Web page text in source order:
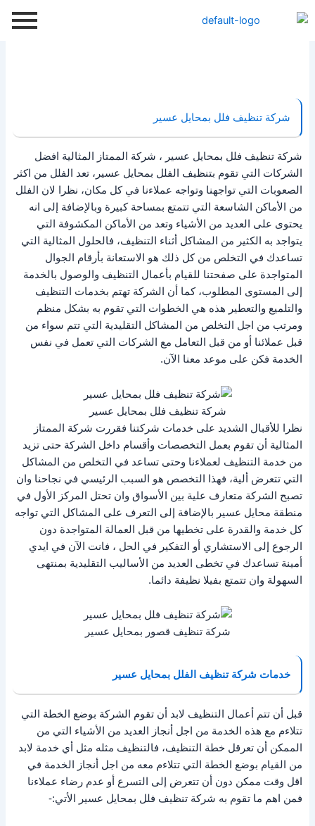
إلى
شركة تنظيف فلل بمحايل عسير
شركة تنظيف فلل بمحايل عسير ، شركة الممتاز المثالية افضل
الشركات التي تقوم بتنظيف الفلل بمحايل عسير، تعد الفلل من اكثر
الصعوبات التي تواجهنا وتواجه عملاءنا في كل مكان، نظرا لان الفلل
من الأماكن الشاسعة التي تتمتع بمساحة كبيرة وبالإضافة إلى انه
يحتوى على العديد من الأشياء وتعد من الأماكن المكشوفة التي
يتواجد به الكثير من المشاكل أثناء التنظيف، فالحلول المثالية التي
تساعدك في التخلص من كل ذلك هو الاستعانة بأرقام الجوال
المتواجدة على صفحتنا للقيام بأعمال التنظيف والوصول بالخدمة
إلى المستوى المطلوب، كما أن الشركة تهتم بخدمات التنظيف
والتلميع والتعطير هذه هي الخطوات التي تقوم به بشكل منظم
ومرتب من اجل التخلص من المشاكل التقليدية التي تتم سواء من
قبل عملائنا أو من قبل التعامل مع الشركات التي تعمل في نفس
الخدمة فكن على موعد معنا الآن.
شركة تنظيف فلل بمحايل عسير
نظرا للأقبال الشديد على خدمات شركتنا فقررت شركة الممتاز
المثالية أن تقوم بعمل التخصصات وأقسام داخل الشركة حتى تزيد
من خدمة التنظيف لعملاءنا وحتى تساعد في التخلص من المشاكل
التي تتعرض ألية، فهذا التخصص هو السبب الرئيسي في نجاحنا وان
تصبح الشركة متعارف علية بين الأسواق وان تحتل المركز الأول في
منطقة محايل عسير بالإضافة إلى التعرف على المشاكل التي تواجه
كل خدمة والقدرة على تخطيها من قبل العمالة المتواجدة دون
الرجوع إلى الاستشاري أو التفكير في الحل ، فانت الآن في ايدي
أمينة تساعدك في تخطى العديد من الأساليب التقليدية بمنتهى
السهولة وان تتمتع بفيلا نظيفة دائما.
شركة تنظيف قصور بمحايل عسير
خدمات شركة تنظيف الفلل بمحايل عسير
قبل أن تتم أعمال التنظيف لابد أن تقوم الشركة بوضع الخطة التي
تتلاءم مع هذه الخدمة من اجل أنجاز العديد من الأشياء التي من
الممكن أن تعرقل خطة التنظيف، فالتنظيف مثله مثل أي خدمة لابد
من القيام بوضع الخطة التي تتلاءم معه من اجل أنجاز الخدمة في
اقل وقت ممكن دون أن تتعرض إلى التسرع أو عدم رضاء عملاءنا
فمن اهم ما تقوم به شركة تنظيف فلل بمحايل عسير الأتي:-